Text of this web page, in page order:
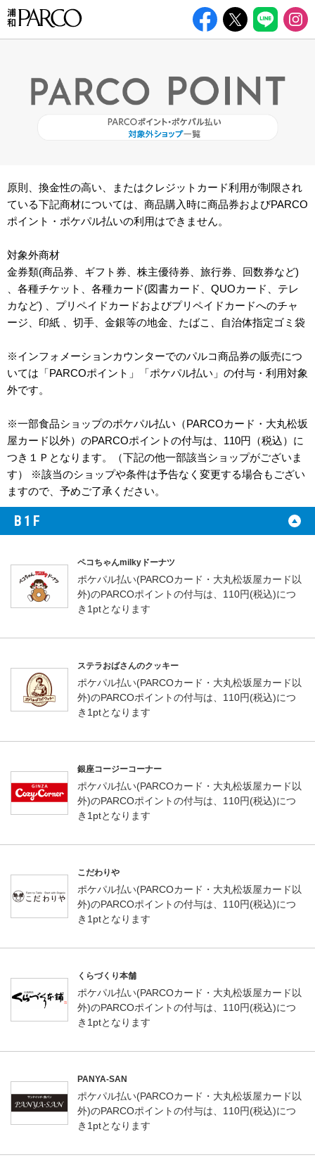
原則、換金性の高い、またはクレジットカード利用が制限され
ている下記商材については、商品購入時に商品券およびPARCO
ポイント・ポケパル払いの利用はできません。
対象外商材
金券類(商品券、ギフト券、株主優待券、旅行券、回数券など)
、各種チケット、各種カード(図書カード、QUOカード、テレ
カなど) 、プリペイドカードおよびプリペイドカードへのチャ
ージ、印紙 、切手、金銀等の地金、たばこ、自治体指定ゴミ袋
※インフォメーションカウンターでのパルコ商品券の販売につ
いては「PARCOポイント」「ポケパル払い」の付与・利用対象
外です。
※一部食品ショップのポケパル払い（PARCOカード・大丸松坂
屋カード以外）のPARCOポイントの付与は、110円（税込）に
つき１Ｐとなります。（下記の他一部該当ショップがございま
す） ※該当のショップや条件は予告なく変更する場合もござい
ますので、予めご了承ください。
B1F
ペコちゃんmilkyドーナツ
ポケパル払い(PARCOカード・大丸松坂屋カード以
外)のPARCOポイントの付与は、110円(税込)につ
き1ptとなります
ステラおばさんのクッキー
ポケパル払い(PARCOカード・大丸松坂屋カード以
外)のPARCOポイントの付与は、110円(税込)につ
き1ptとなります
銀座コージーコーナー
ポケパル払い(PARCOカード・大丸松坂屋カード以
外)のPARCOポイントの付与は、110円(税込)につ
き1ptとなります
こだわりや
ポケパル払い(PARCOカード・大丸松坂屋カード以
外)のPARCOポイントの付与は、110円(税込)につ
き1ptとなります
くらづくり本舗
ポケパル払い(PARCOカード・大丸松坂屋カード以
外)のPARCOポイントの付与は、110円(税込)につ
き1ptとなります
PANYA-SAN
ポケパル払い(PARCOカード・大丸松坂屋カード以
外)のPARCOポイントの付与は、110円(税込)につ
き1ptとなります